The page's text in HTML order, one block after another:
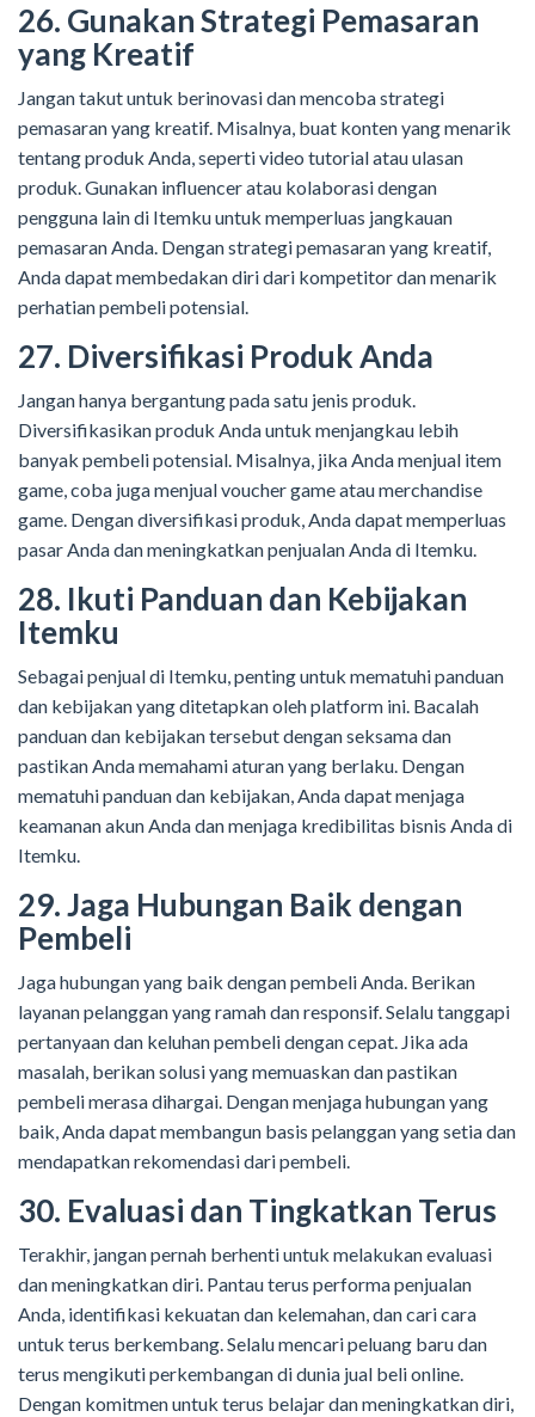
26. Gunakan Strategi Pemasaran
yang Kreatif
Jangan takut untuk berinovasi dan mencoba strategi
pemasaran yang kreatif. Misalnya, buat konten yang menarik
tentang produk Anda, seperti video tutorial atau ulasan
produk. Gunakan influencer atau kolaborasi dengan
pengguna lain di Itemku untuk memperluas jangkauan
pemasaran Anda. Dengan strategi pemasaran yang kreatif,
Anda dapat membedakan diri dari kompetitor dan menarik
perhatian pembeli potensial.
27. Diversifikasi Produk Anda
Jangan hanya bergantung pada satu jenis produk.
Diversifikasikan produk Anda untuk menjangkau lebih
banyak pembeli potensial. Misalnya, jika Anda menjual item
game, coba juga menjual voucher game atau merchandise
game. Dengan diversifikasi produk, Anda dapat memperluas
pasar Anda dan meningkatkan penjualan Anda di Itemku.
28. Ikuti Panduan dan Kebijakan
Itemku
Sebagai penjual di Itemku, penting untuk mematuhi panduan
dan kebijakan yang ditetapkan oleh platform ini. Bacalah
panduan dan kebijakan tersebut dengan seksama dan
pastikan Anda memahami aturan yang berlaku. Dengan
mematuhi panduan dan kebijakan, Anda dapat menjaga
keamanan akun Anda dan menjaga kredibilitas bisnis Anda di
Itemku.
29. Jaga Hubungan Baik dengan
Pembeli
Jaga hubungan yang baik dengan pembeli Anda. Berikan
layanan pelanggan yang ramah dan responsif. Selalu tanggapi
pertanyaan dan keluhan pembeli dengan cepat. Jika ada
masalah, berikan solusi yang memuaskan dan pastikan
pembeli merasa dihargai. Dengan menjaga hubungan yang
baik, Anda dapat membangun basis pelanggan yang setia dan
mendapatkan rekomendasi dari pembeli.
30. Evaluasi dan Tingkatkan Terus
Terakhir, jangan pernah berhenti untuk melakukan evaluasi
dan meningkatkan diri. Pantau terus performa penjualan
Anda, identifikasi kekuatan dan kelemahan, dan cari cara
untuk terus berkembang. Selalu mencari peluang baru dan
terus mengikuti perkembangan di dunia jual beli online.
Dengan komitmen untuk terus belajar dan meningkatkan diri,